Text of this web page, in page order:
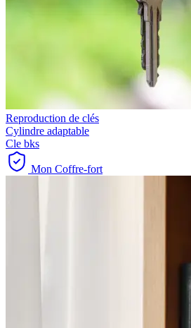
Reproduction de clés
Cylindre adaptable
Cle bks
Mon Coffre-fort